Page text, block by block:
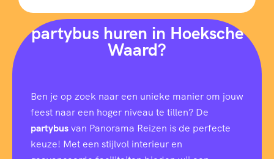
partybus huren in Hoeksche
Waard?
Ben je op zoek naar een unieke manier om jouw
feest naar een hoger niveau te tillen? De
partybusvan Panorama Reizen is de perfecte
keuze! Met een stijlvol interieur en